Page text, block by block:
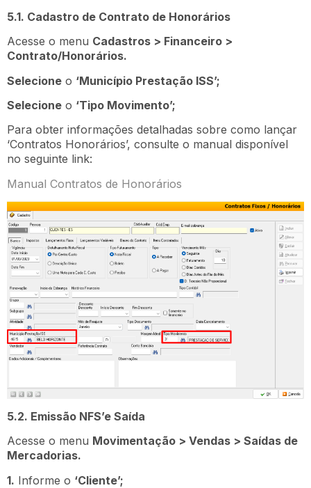
5.1. Cadastro de Contrato de Honorários
Acesse o menu Cadastros > Financeiro >
Contrato/Honorários.
Selecione o ‘Município Prestação ISS’;
Selecione o ‘Tipo Movimento’;
Para obter informações detalhadas sobre como lançar
‘Contratos Honorários’, consulte o manual disponível
no seguinte link:
Manual Contratos de Honorários
5.2. Emissão NFS’e Saída
Acesse o menu Movimentação > Vendas > Saídas de
Mercadorias.
1. Informe o ‘Cliente’;